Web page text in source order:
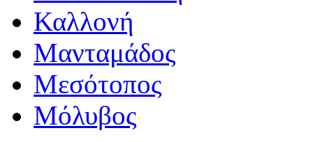
Καλλονή
Μανταμάδος
Μεσότοπος
Μόλυβος